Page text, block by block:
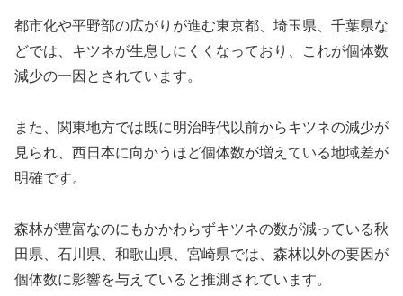
都市化や平野部の広がりが進む東京都、埼玉県、千葉県な
どでは、キツネが生息しにくくなっており、これが個体数
減少の一因とされています。
また、関東地方では既に明治時代以前からキツネの減少が
見られ、西日本に向かうほど個体数が増えている地域差が
明確です。
森林が豊富なのにもかかわらずキツネの数が減っている秋
田県、石川県、和歌山県、宮崎県では、森林以外の要因が
個体数に影響を与えていると推測されています。